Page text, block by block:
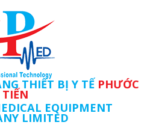
THIẾT BỊ Y TẾ PHƯỚC
TIẾN
EQUIPMENT
LIMITED